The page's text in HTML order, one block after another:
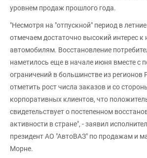
уровнем продаж прошлого года.
"Несмотря на "отпускной" период в
отмечаем достаточно высокий интерес
автомобилям. Восстановление
наметилось еще в начале июня вместе с
ограничений в большинстве из регионов
отметить рост числа заказов и со
корпоративных клиентов, что
свидетельствует о постепенном
активности в стране", - заявил
президент АО "АвтоВАЗ" по продажам и
Морне.